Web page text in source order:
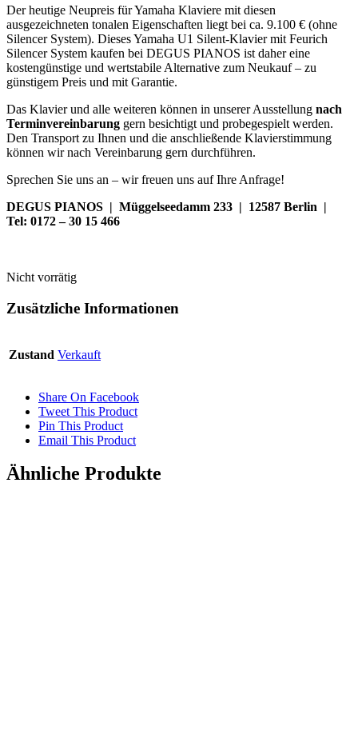
Der heutige Neupreis für Yamaha Klaviere mit diesen
ausgezeichneten tonalen Eigenschaften liegt bei ca. 9.100 € (ohne
Silencer System). Dieses Yamaha U1 Silent-Klavier mit Feurich
Silencer System kaufen bei DEGUS PIANOS ist daher eine
kostengünstige und wertstabile Alternative zum Neukauf – zu
günstigem Preis und mit Garantie.
Das Klavier und alle weiteren können in unserer Ausstellung nach
Terminvereinbarung gern besichtigt und probegespielt werden.
Den Transport zu Ihnen und die anschließende Klavierstimmung
können wir nach Vereinbarung gern durchführen.
Sprechen Sie uns an – wir freuen uns auf Ihre Anfrage!
DEGUS PIANOS | Müggelseedamm 233 | 12587 Berlin |
Tel: 0172 – 30 15 466
Nicht vorrätig
Zusätzliche Informationen
Zustand Verkauft
Share On Facebook
Tweet This Product
Pin This Product
Email This Product
Ähnliche Produkte